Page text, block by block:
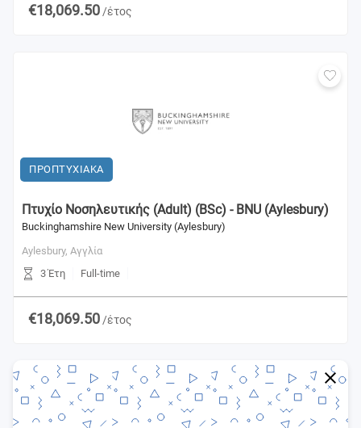
€18,069.50 /έτος
ΠΡΟΠΤΥΧΙΑΚΑ
Πτυχίο Νοσηλευτικής (Adult) (BSc) - BNU (Aylesbury)
Buckinghamshire New University (Aylesbury)
Aylesbury, Αγγλία
3 Έτη
Full-time
€18,069.50 /έτος